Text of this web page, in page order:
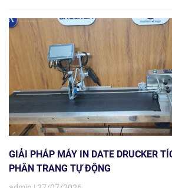
GIẢI PHÁP MÁY IN DATE DRUCKER
PHÂN TRANG TỰ ĐỘNG